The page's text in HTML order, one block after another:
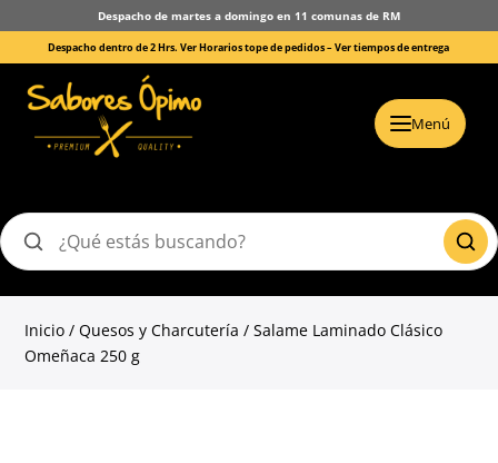
Despacho de martes a domingo en 11 comunas de RM
Despacho dentro de 2 Hrs. Ver Horarios tope de pedidos –Ver tiempos de entrega
Menú
Buscar
Inicio /Quesos y Charcutería / Salame Laminado Clásico
Omeñaca 250 g